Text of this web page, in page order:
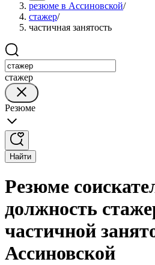
резюме в Ассиновской/
стажер/
частичная занятость
стажер
Резюме
Найти
Резюме
должность
частичной
Ассиновской